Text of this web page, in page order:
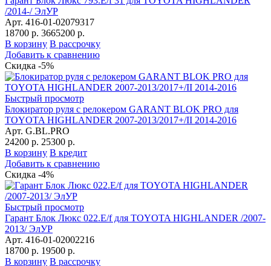
/2014-/ ЭлУР
Арт. 416-01-02079317
18700 р. 3665200 р.
В корзину В рассрочку
Добавить к сравнению
Скидка -5%
Быстрый просмотр
Блокиратор руля с релокером GARANT BLOK PRO для
TOYOTA HIGHLANDER 2007-2013/2017+/II 2014-2016
Арт. G.BL.PRO
24200 р. 25300 р.
В корзину В кредит
Добавить к сравнению
Скидка -4%
Быстрый просмотр
Гарант Блок Люкс 022.E/f для TOYOTA HIGHLANDER /2007-
2013/ ЭлУР
Арт. 416-01-02002216
18700 р. 19500 р.
В корзину В рассрочку